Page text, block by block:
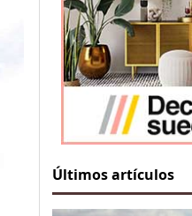
Últimos artículos